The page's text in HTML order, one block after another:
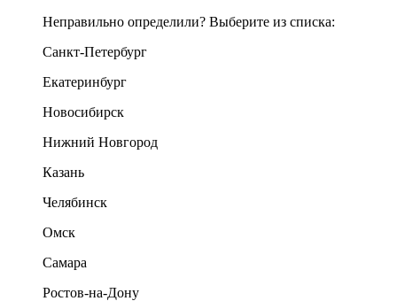
Неправильно определили? Выберите из списка:
Санкт-Петербург
Екатеринбург
Новосибирск
Нижний Новгород
Казань
Челябинск
Омск
Самара
Ростов-на-Дону